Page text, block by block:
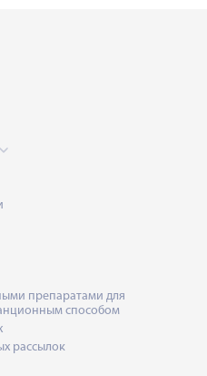
препаратами для
способом
рассылок